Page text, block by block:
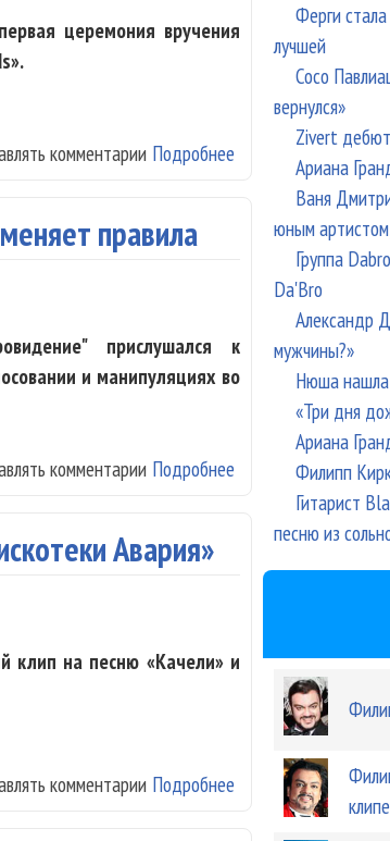
церемония вручения
Подробнее о Киркоров, Билан
комментарии
правила
прислушался к
и манипуляциях во
Подробнее о Из-за скандалов
комментарии
Авария»
клип на песню «Качели» и
Подробнее о Погиб участник
комментарии
Ферги
лучшей
Сосо
вернулся»
Zivert
Ариана
Ваня
юным
Группа
Da'Bro
Александр
мужчины?»
Нюша нашла
«Три дня
Ариана
Филипп
Гитарист
песню из